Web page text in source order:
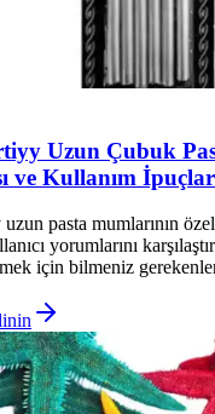
Uzun Çubuk
ve Kullanım
pasta mumlarının
yorumlarını
için bilmeniz